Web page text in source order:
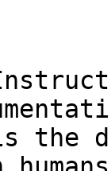
the